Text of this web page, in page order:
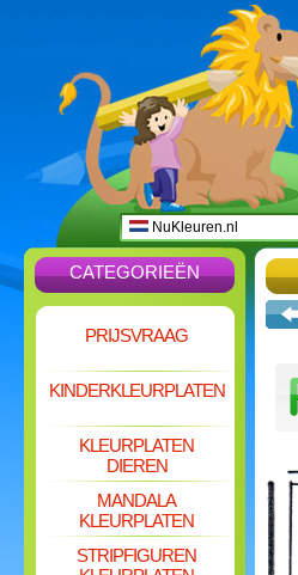
NuKleuren.nl
CATEGORIEËN
PRIJSVRAAG
KINDERKLEURPLATEN
KLEURPLATEN
DIEREN
MANDALA
KLEURPLATEN
STRIPFIGUREN